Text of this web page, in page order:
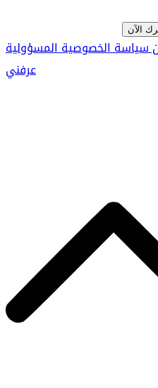
الآن
سياسة الخصوصيةالمسؤولية
عرفني